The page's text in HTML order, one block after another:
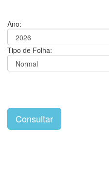
Ano:
Tipo de Folha: